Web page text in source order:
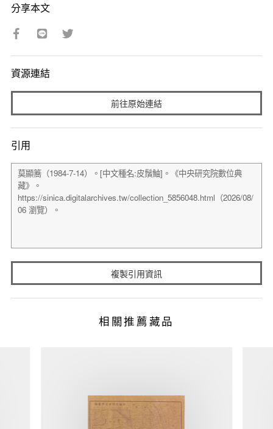
分享本文
資源連結
前往原始連結
引用
複製引用資訊
相關推薦藏品